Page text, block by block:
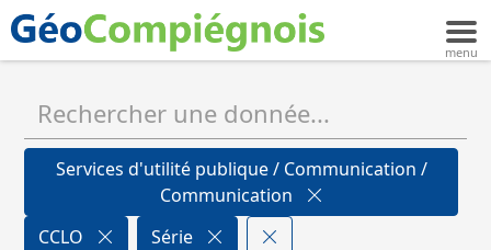
Services d'utilité publique / Communication /
Communication
CCLO
Série